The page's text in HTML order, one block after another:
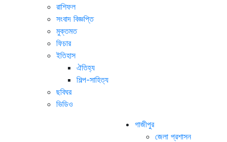
রাশিফল
সংবাদ বিজ্ঞপ্তি
মুক্তমত
ফিচার
ইতিহাস
ঐতিহ্য
শিল্প-সাহিত্য
ছবিঘর
ভিডিও
গাজীপুর
জেলা প্রশাসন